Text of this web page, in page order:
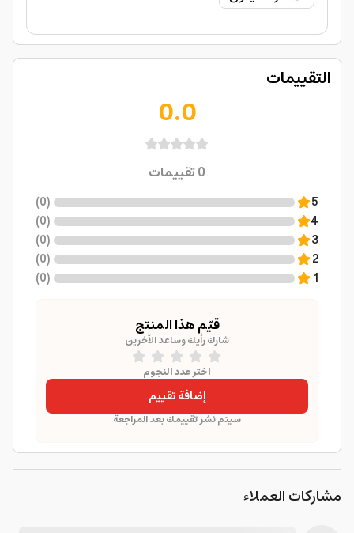
التقييمات
0.0
0تقييمات
5
(
0
)
4
(
0
)
3
(
0
)
2
(
0
)
1
(
0
)
قيّم هذا المنتج
شارك رأيك وساعد الآخرين
اختر عدد النجوم
إضافة تقييم
سيتم نشر تقييمك بعد المراجعة
مشاركات العملاء